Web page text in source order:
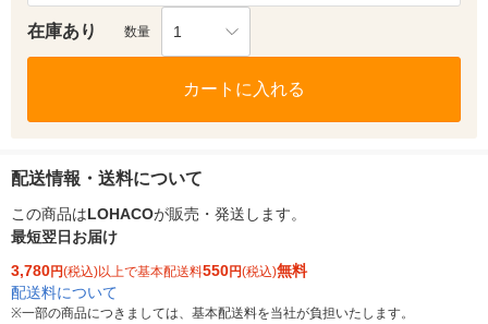
在庫あり 数量 1
カートに入れる
配送情報・送料について
この商品はLOHACOが販売・発送します。
最短翌日お届け
3,780円(税込)以上で基本配送料550円(税込)無料
配送料について
※一部の商品につきましては、基本配送料を当社が負担いたします。